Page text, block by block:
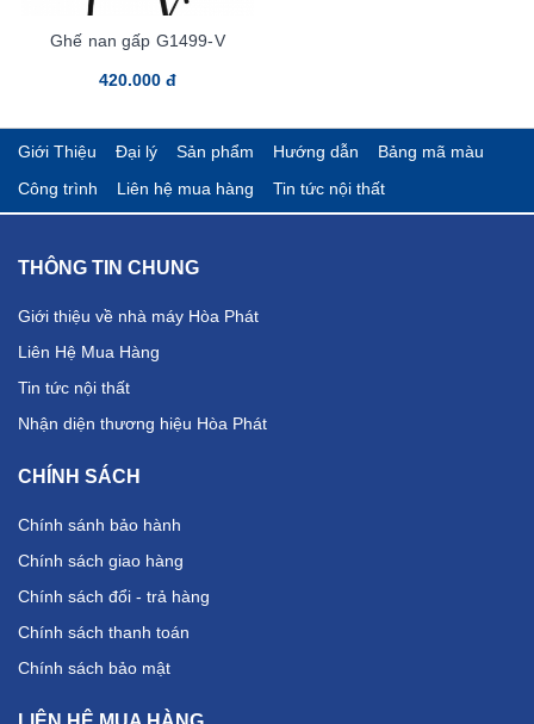
Ghế nan gấp G1499-V
420.000 đ
Giới Thiệu Đại lý Sản phẩm Hướng dẫn
Bảng mã màu
Công trình
Liên hệ mua hàng Tin tức nội thất
THÔNG TIN CHUNG
Giới thiệu về nhà máy Hòa Phát
Liên Hệ Mua Hàng
Tin tức nội thất
Nhận diện thương hiệu Hòa Phát
CHÍNH SÁCH
Chính sánh bảo hành
Chính sách giao hàng
Chính sách đổi - trả hàng
Chính sách thanh toán
Chính sách bảo mật